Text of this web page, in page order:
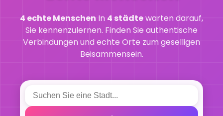
4 echte Menschen In 4 städtewarten darauf,
Sie kennenzulernen. Finden Sie authentische
Verbindungen und echte Orte zum geselligen
Beisammensein.